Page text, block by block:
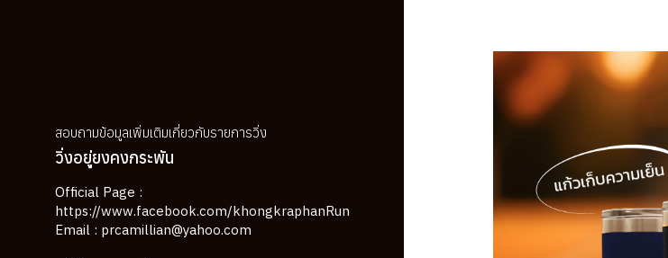
สอบถามข้อมูลเพิ่มเติมเกี่ยวกับรายการวิ่ง
วิ่งอยู่ยงคงกระพัน
Official Page :
https://www.facebook.com/khongkraphanRun
Email : prcamillian@yahoo.com